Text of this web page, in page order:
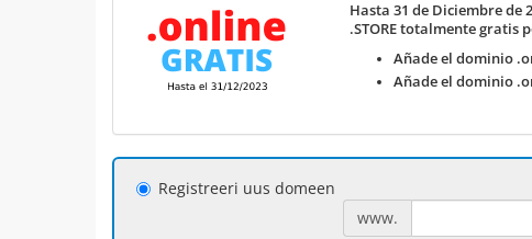
Hasta 31 de Diciembre
.STORE totalmente gratis
Añade el dominio
Añade el dominio
Registreeri uus domeen
www.